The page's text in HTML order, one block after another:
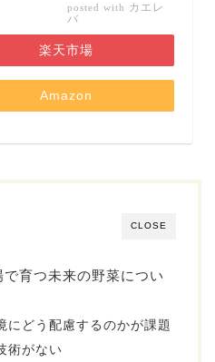
posted with カエレ
バ
楽天市場
Amazon
CLOSE
育つ未来の野菜につい
にどう配慮するのかが課題
術がない